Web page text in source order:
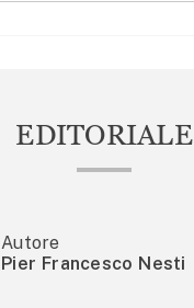
EDITORIALE
Autore
Pier Francesco Nesti